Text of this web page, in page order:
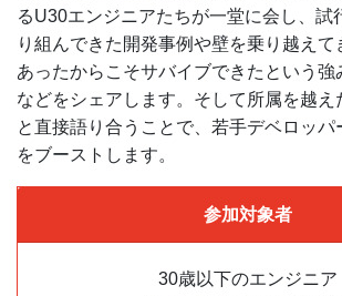
るU30エンジニアたちが一堂に会し、試
り組んできた開発事例や壁を乗り越え
あったからこそサバイブできたという強
などをシェアします。そして所属を越え
と直接語り合うことで、若手デベロッ
をブーストします。
参加対象者
30歳以下のエンジニア